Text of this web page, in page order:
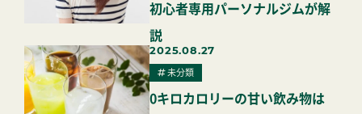
初心者専用パーソナルジムが解
説
2025.08.27
未分類
0キロカロリーの甘い飲み物は